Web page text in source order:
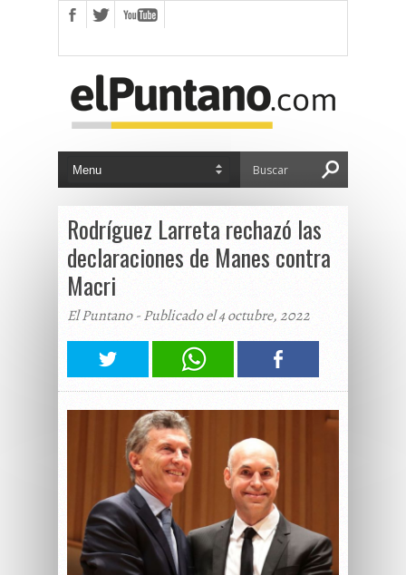
Rodríguez Larreta rechazó las
declaraciones de Manes contra
Macri
El Puntano - Publicado el 4 octubre, 2022